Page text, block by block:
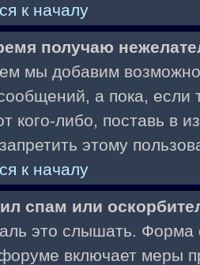
к началу
получаю
мы добавим
а пока, если
кого-либо, поставь в
этому
к началу
спам или
это слышать. Форма
включает меры